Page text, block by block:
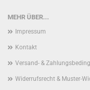
MEHR ÜBER...
Impressum
Kontakt
Versand- &
Widerrufsrecht & Muster-